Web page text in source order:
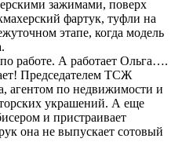
зажимами, поверх
фартук, туфли на
этапе, когда модель
работе. А работает Ольга….
Председателем ТСЖ
агентом по недвижимости и
украшений. А еще
и пристраивает
она не выпускает сотовый